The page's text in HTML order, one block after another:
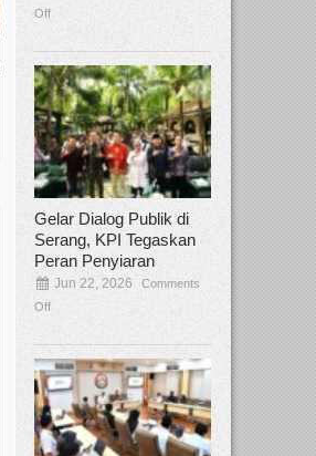
Tamee Irelly Menjadi Juri Open
Film Terbaru...
Sep 08, 2025 Comments Off
Bekasi, Broadcastmagz – Dalam upaya
talenta...
Off
Gelar Dialog Publik di
Serang, KPI Tegaskan
Peran Penyiaran
Jun 22, 2026
Comments
Off